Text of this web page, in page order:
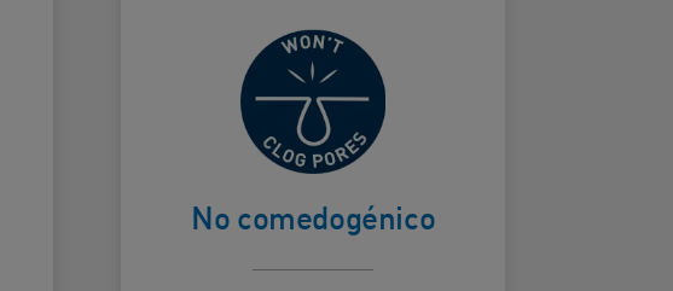
No comedogénico
No obstruirá
los poros.